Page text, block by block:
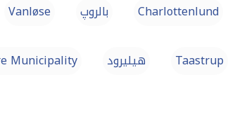
Charlottenlund بالروپ Vanløse
Taastrup هيليرود Municipality